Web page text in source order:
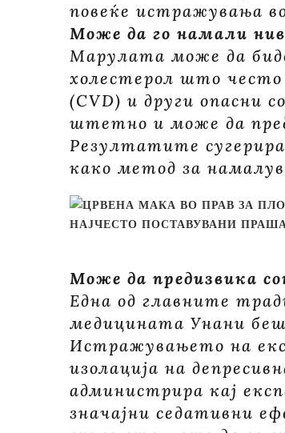
повеќе истражувања
Може да го намали
Марулата може да
холестерол што често
(CVD) и други опасни
штетно и може да
Резултатите
како метод за
НАЈЧЕСТО ПОСТАВУВАНИ
Може да предизвика
Една од главните
медицината Унани
Истражувањето на
изолација на
администрира кај
значајни седативни